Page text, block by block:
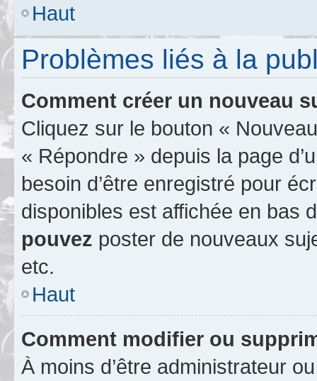
Haut
Problèmes liés à la
Comment créer un nouveau
Cliquez sur le bouton «
« Répondre » depuis la page
besoin d’être enregistré pour
disponibles est affichée en bas
pouvez poster de nouveaux
etc.
Haut
Comment modifier ou
À moins d’être administrateur